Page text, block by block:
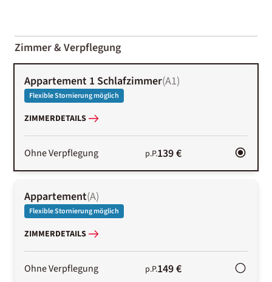
01-02
Zimmer & Verpflegung
Appartement 1 Schlafzimmer(A1)
Flexible Stornierung möglich
ZIMMERDETAILS
Ohne Verpflegung p.P.139 €
Appartement(A)
Flexible Stornierung möglich
ZIMMERDETAILS
Ohne Verpflegung p.P.149 €